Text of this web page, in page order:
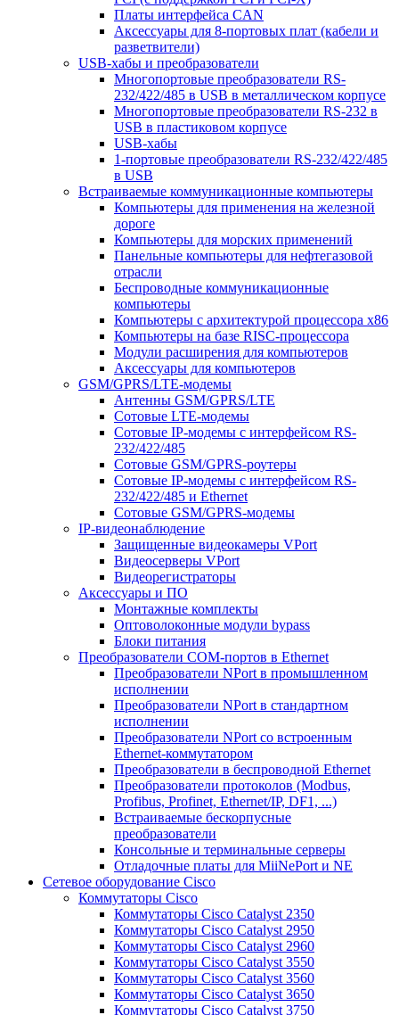
Платы интерфейса CAN
Аксессуары для 8-портовых плат (кабели и
разветвители)
USB-хабы и преобразователи
Многопортовые преобразователи RS-
232/422/485 в USB в металлическом корпусе
Многопортовые преобразователи RS-232 в
USB в пластиковом корпусе
USB-хабы
1-портовые преобразователи RS-232/422/485
в USB
Встраиваемые коммуникационные компьютеры
Компьютеры для применения на железной
дороге
Компьютеры для морских применений
Панельные компьютеры для нефтегазовой
отрасли
Беспроводные коммуникационные
компьютеры
Компьютеры с архитектурой процессора x86
Компьютеры на базе RISC-процессора
Модули расширения для компьютеров
Аксессуары для компьютеров
GSM/GPRS/LTE-модемы
Антенны GSM/GPRS/LTE
Сотовые LTE-модемы
Сотовые IP-модемы с интерфейсом RS-
232/422/485
Сотовые GSM/GPRS-роутеры
Сотовые IP-модемы с интерфейсом RS-
232/422/485 и Ethernet
Сотовые GSM/GPRS-модемы
IP-видеонаблюдение
Защищенные видеокамеры VPort
Видеосерверы VPort
Видеорегистраторы
Аксессуары и ПО
Монтажные комплекты
Оптоволоконные модули bypass
Блоки питания
Преобразователи COM-портов в Ethernet
Преобразователи NPort в промышленном
исполнении
Преобразователи NPort в стандартном
исполнении
Преобразователи NPort со встроенным
Ethernet-коммутатором
Преобразователи в беспроводной Ethernet
Преобразователи протоколов (Modbus,
Profibus, Profinet, Ethernet/IP, DF1, ...)
Встраиваемые бескорпусные
преобразователи
Консольные и терминальные серверы
Отладочные платы для MiiNePort и NE
Сетевое оборудование Cisco
Коммутаторы Cisco
Коммутаторы Cisco Catalyst 2350
Коммутаторы Cisco Catalyst 2950
Коммутаторы Cisco Catalyst 2960
Коммутаторы Cisco Catalyst 3550
Коммутаторы Cisco Catalyst 3560
Коммутаторы Cisco Catalyst 3650
Коммутаторы Cisco Catalyst 3750